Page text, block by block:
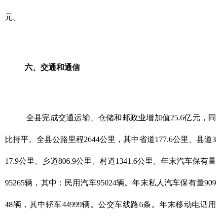
元。
六、交通和通信
全县完成交通运输、仓储和邮政业增加值25.6亿元，同
比持平。全县公路里程2644公里，其中省道177.6公里、县道3
17.9公里、乡道806.9公里、村道1341.6公里。年末汽车保有量
95265辆，其中：民用汽车95024辆。年末私人汽车保有量909
48辆，其中轿车44999辆。公交车线路6条。年末移动电话用